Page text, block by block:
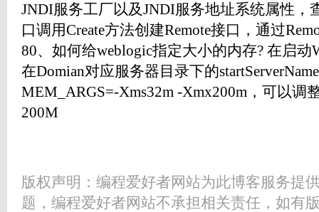
JNDI服务工厂以及JNDI服务地址系统属性，
口调用Create方法创建Remote接口，通过
80、如何给weblogic指定大小的内存? 在启动
在Domian对应服务器目录下的
MEM_ARGS=-Xms32m -Xmx200m，可以调
200M
版权声明：编程爱好者网站为此博客服务提
题，编程爱好者网站不承担相关责任，如有